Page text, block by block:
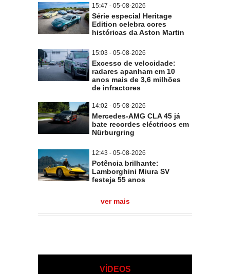
15:47 - 05-08-2026
Série especial Heritage
Edition celebra cores
históricas da Aston Martin
15:03 - 05-08-2026
Excesso de velocidade:
radares apanham em 10
anos mais de 3,6 milhões
de infractores
14:02 - 05-08-2026
Mercedes-AMG CLA 45 já
bate recordes eléctricos em
Nürburgring
12:43 - 05-08-2026
Potência brilhante:
Lamborghini Miura SV
festeja 55 anos
ver mais
VÍDEOS